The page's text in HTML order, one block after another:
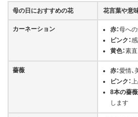
母の日におすすめの花 花言葉や意
カーネーション 赤：母へ
ピンク：
黄色：素直
薔薇 赤：愛情、
ピンク：
8本の薔薇
します